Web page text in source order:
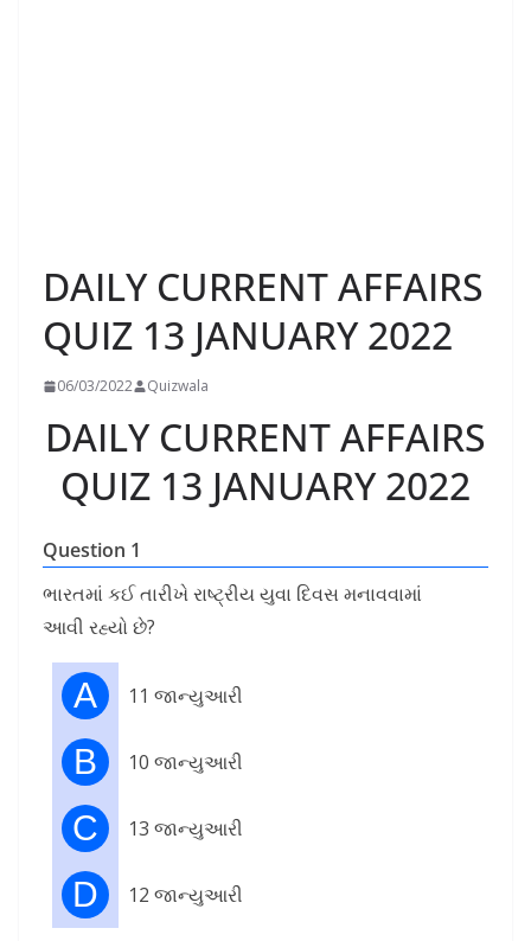
DAILY CURRENT AFFAIRS
QUIZ 13 JANUARY 2022
06/03/2022 Quizwala
DAILY CURRENT AFFAIRS
QUIZ 13 JANUARY 2022
Question 1
ભારતમાં કઈ તારીખે રાષ્ટ્રીય યુવા દિવસ મનાવવામાં
આવી રહ્યો છે?
A 11 જાન્યુઆરી
B 10 જાન્યુઆરી
C 13 જાન્યુઆરી
D 12 જાન્યુઆરી